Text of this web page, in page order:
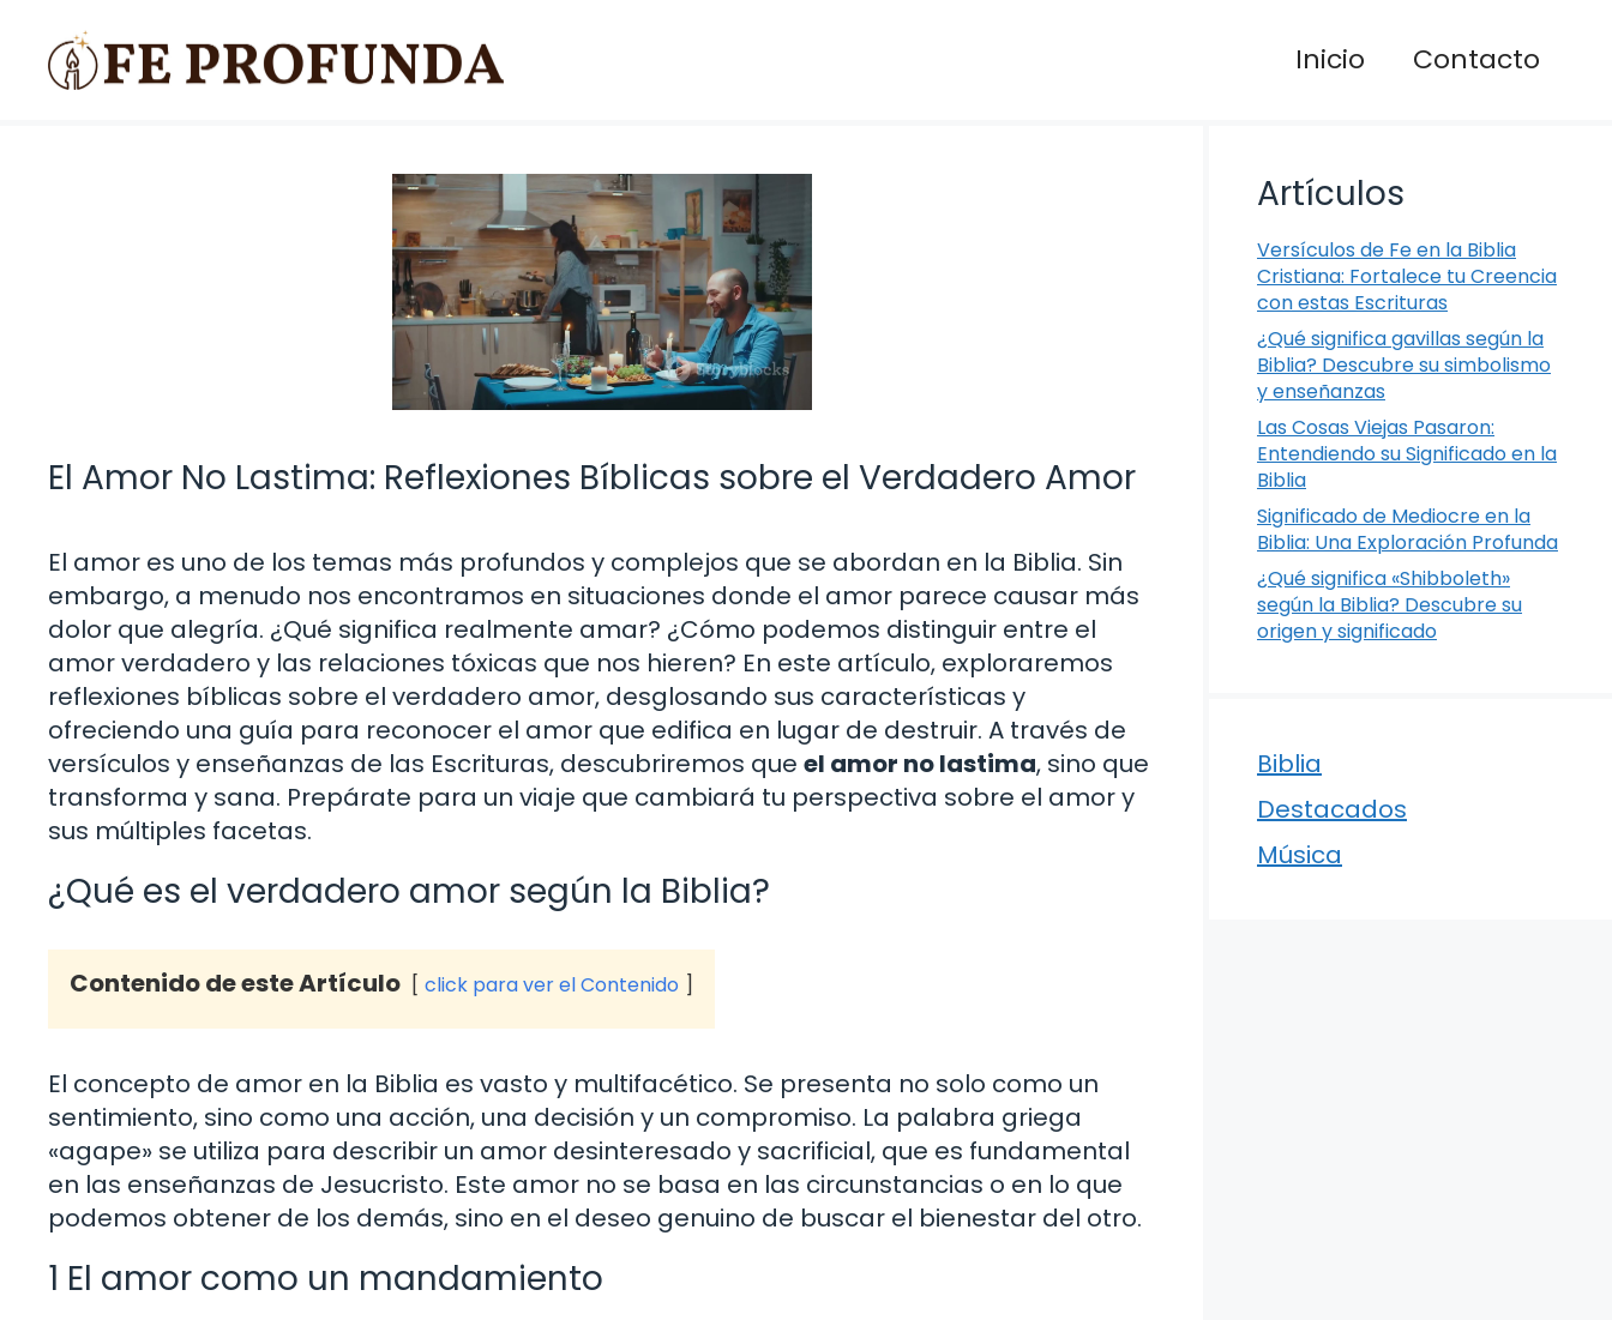
contenido
Inicio Contacto
El Amor No Lastima: Reflexiones Bíblicas sobre el Verdadero Amor
El amor es uno de los temas más profundos y complejos que se abordan en la Biblia. Sin
embargo, a menudo nos encontramos en situaciones donde el amor parece causar más
dolor que alegría. ¿Qué significa realmente amar? ¿Cómo podemos distinguir entre el
amor verdadero y las relaciones tóxicas que nos hieren? En este artículo, exploraremos
reflexiones bíblicas sobre el verdadero amor, desglosando sus características y
ofreciendo una guía para reconocer el amor que edifica en lugar de destruir. A través de
versículos y enseñanzas de las Escrituras, descubriremos que el amor no lastima, sino que
transforma y sana. Prepárate para un viaje que cambiará tu perspectiva sobre el amor y
sus múltiples facetas.
¿Qué es el verdadero amor según la Biblia?
Contenido de este Artículo click para ver el Contenido
El concepto de amor en la Biblia es vasto y multifacético. Se presenta no solo como un
sentimiento, sino como una acción, una decisión y un compromiso. La palabra griega
«agape» se utiliza para describir un amor desinteresado y sacrificial, que es fundamental
en las enseñanzas de Jesucristo. Este amor no se basa en las circunstancias o en lo que
podemos obtener de los demás, sino en el deseo genuino de buscar el bienestar del otro.
1 El amor como un mandamiento
Artículos
Versículos de Fe en la Biblia
Cristiana: Fortalece tu Creencia
con estas Escrituras
¿Qué significa gavillas según la
Biblia? Descubre su simbolismo
y enseñanzas
Las Cosas Viejas Pasaron:
Entendiendo su Significado en la
Biblia
Significado de Mediocre en la
Biblia: Una Exploración Profunda
¿Qué significa «Shibboleth»
según la Biblia? Descubre su
origen y significado
Biblia
Destacados
Música